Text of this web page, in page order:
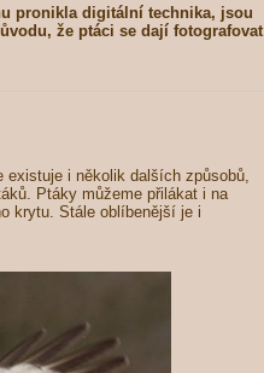
pronikla digitální technika, jsou
že ptáci se dají fotografovat
existuje i několik dalších způsobů,
Ptáky můžeme přilákat i na
krytu. Stále oblíbenější je i